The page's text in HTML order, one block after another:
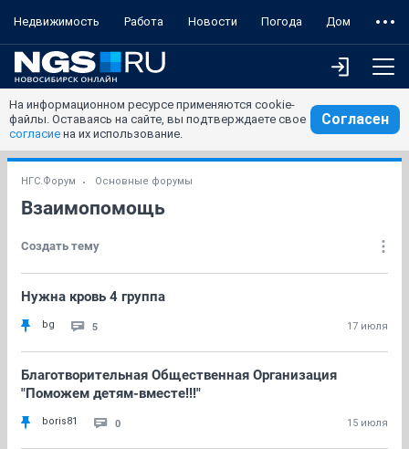
Недвижимость Работа Новости Погода Дом
На информационном ресурсе применяются cookie-
файлы. Оставаясь на сайте, вы подтверждаете свое
согласие на их использование.
Согласен
НГС.Форум Основные форумы
Взаимопомощь
Создать тему
Нужна кровь 4 группа
bg 5 17 июля
Благотворительная Общественная Организация
"Поможем детям-вместе!!!"
boris81 0 15 июля